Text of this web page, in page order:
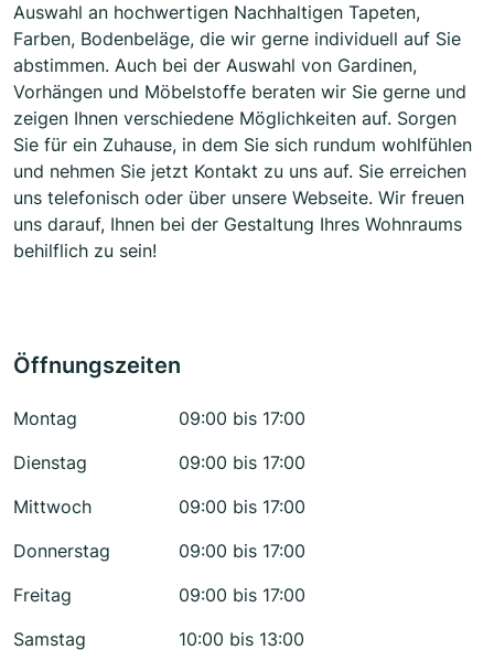
Auswahl an hochwertigen Nachhaltigen Tapeten,
Farben, Bodenbeläge, die wir gerne individuell auf Sie
abstimmen. Auch bei der Auswahl von Gardinen,
Vorhängen und Möbelstoffe beraten wir Sie gerne und
zeigen Ihnen verschiedene Möglichkeiten auf. Sorgen
Sie für ein Zuhause, in dem Sie sich rundum wohlfühlen
und nehmen Sie jetzt Kontakt zu uns auf. Sie erreichen
uns telefonisch oder über unsere Webseite. Wir freuen
uns darauf, Ihnen bei der Gestaltung Ihres Wohnraums
behilflich zu sein!
Öffnungszeiten
Montag
09:00 bis 17:00
Dienstag
09:00 bis 17:00
Mittwoch
09:00 bis 17:00
Donnerstag
09:00 bis 17:00
Freitag
09:00 bis 17:00
Samstag
10:00 bis 13:00